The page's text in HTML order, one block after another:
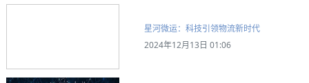
星河微运：科技引领物流新时代
2024年12月13日 01:06